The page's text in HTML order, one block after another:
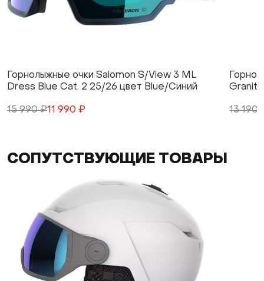
Горнолыжные очки Salomon S/View 3 ML
Dress Blue Cat. 2 25/26 цвет Blue/Синий
15 990 ₽11 990 ₽ 13 190
СОПУТСТВУЮЩИЕ ТОВАРЫ